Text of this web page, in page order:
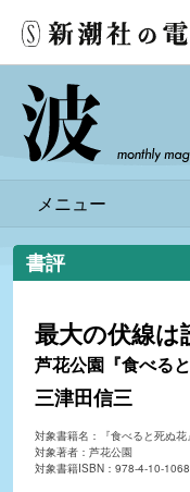
メニュー
書評
最大の伏線は
芦花公園『食べると
三津田信三
対象書籍名：『食べると死ぬ花』
対象著者：芦花公園
対象書籍ISBN：978-4-10-